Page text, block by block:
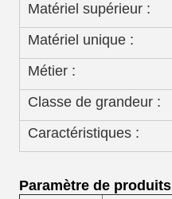
Matériel supérieur :
Matériel unique :
Métier :
Classe de grandeur :
Caractéristiques :
Paramètre de produits